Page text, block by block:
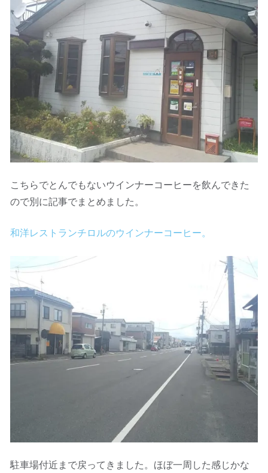
こちらでとんでもないウインナーコーヒーを飲んできた
ので別に記事でまとめました。
和洋レストランチロルのウインナーコーヒー。
駐車場付近まで戻ってきました。ほぼ一周した感じかな